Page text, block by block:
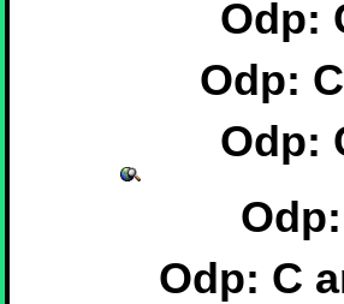
Odp:
Odp:
Odp:
Odp: C